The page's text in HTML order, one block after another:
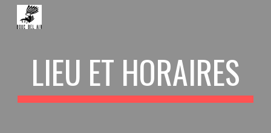
Skip to main content
LIEU ET HORAIRES